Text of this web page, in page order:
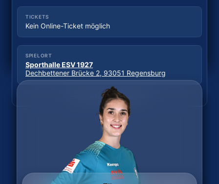
TICKETS
SPIELORT
Wittkuller Straße, 42719 Solingen
Daten: hbf.fmp.sportradar.com
TICKETS
Kein Online-Ticket möglich
SPIELORT
Sporthalle ESV 1927
Dechbettener Brücke 2, 93051 Regensburg
Daten: hbf.fmp.sportradar.com